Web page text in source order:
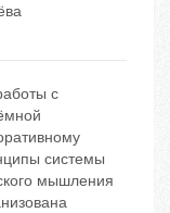
с
системы
мышления